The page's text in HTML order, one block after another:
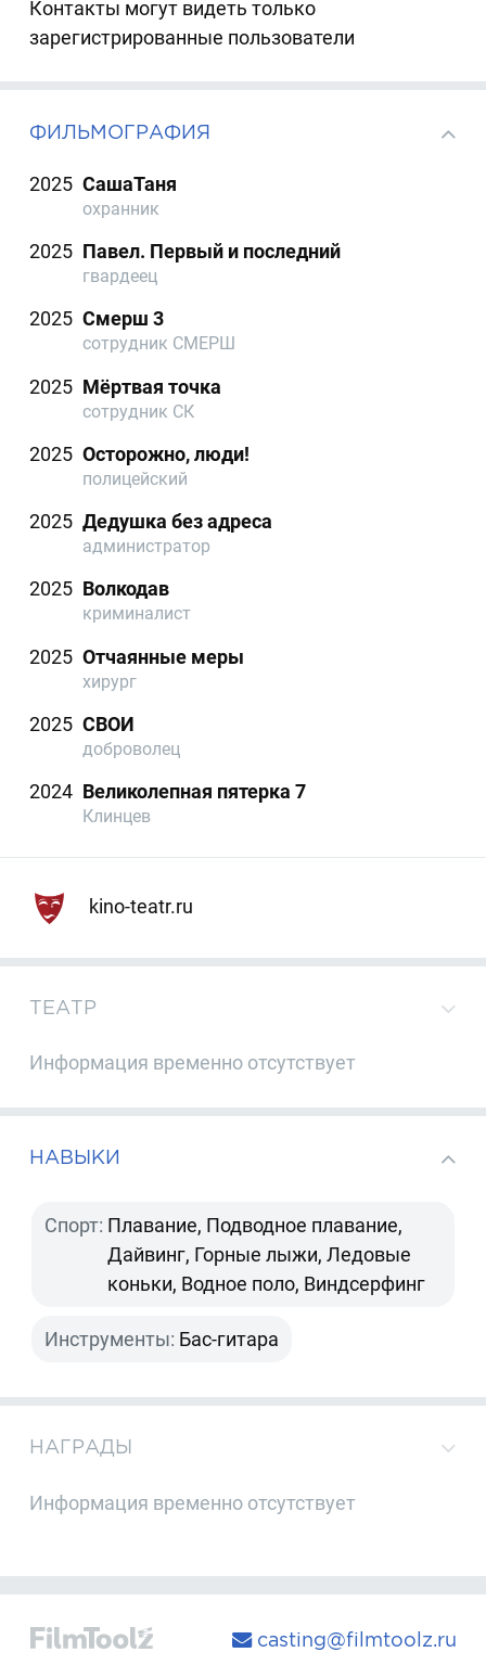
Контакты могут видеть только
зарегистрированные пользователи
ФИЛЬМОГРАФИЯ
2025 СашаТаня
охранник
2025 Павел. Первый и последний
гвардеец
2025 Смерш 3
сотрудник СМЕРШ
2025 Мёртвая точка
сотрудник СК
2025 Осторожно, люди!
полицейский
2025 Дедушка без адреса
администратор
2025 Волкодав
криминалист
2025 Отчаянные меры
хирург
2025 СВОИ
доброволец
2024 Великолепная пятерка 7
Клинцев
kino-teatr.ru
ТЕАТР
Информация временно отсутствует
НАВЫКИ
Спорт: Плавание, Подводное плавание,
Дайвинг, Горные лыжи, Ледовые
коньки, Водное поло, Виндсерфинг
Инструменты: Бас-гитара
НАГРАДЫ
Информация временно отсутствует
casting@filmtoolz.ru